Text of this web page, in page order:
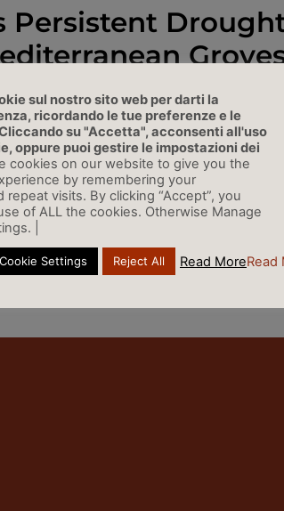
Persistent
Scientific American, 31/08/
LINK
Vai a Rassegna Stampa »
sul nostro sito web per darti la
ricordando le tue preferenze e le
su "Accetta", acconsenti all'uso
oppure puoi gestire le impostazioni dei
cookies on our website to give you the
by remembering your
repeat visits. By clicking “Accept”, you
of ALL the cookies. Otherwise Manage
|
Cookie Settings Reject All Read MoreRead